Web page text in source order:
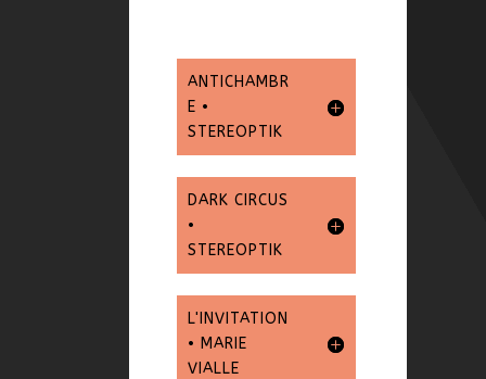
ANTICHAMBR
E •
STEREOPTIK
DARK CIRCUS
•
STEREOPTIK
L'INVITATION
• MARIE
VIALLE